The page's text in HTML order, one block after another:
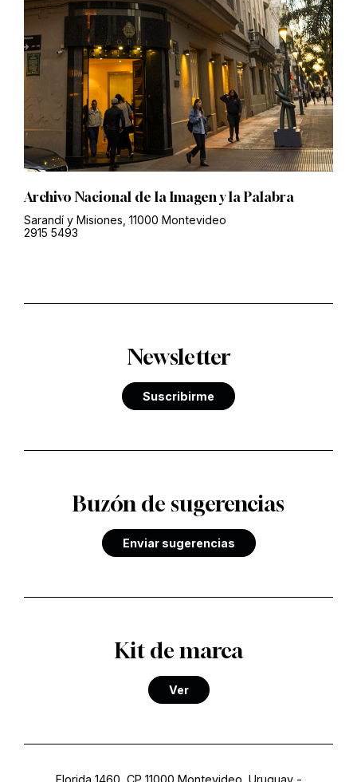
Archivo Nacional de la Imagen y la Palabra
Sarandí y Misiones, 11000 Montevideo
2915 5493
Newsletter
Suscribirme
Buzón de sugerencias
Enviar sugerencias
Kit de marca
Ver
Florida 1460, CP 11000 Montevideo, Uruguay-